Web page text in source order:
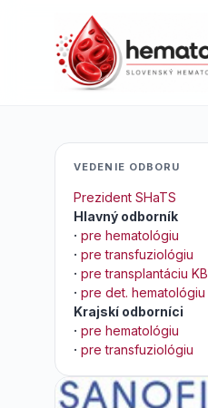
VEDENIE ODBORU
Prezident SHaTS
Hlavný odborník
· pre hematológiu
· pre transfuziológiu
· pre transplantáciu KB
· pre det. hematológiu
Krajskí odborníci
· pre hematológiu
· pre transfuziológiu